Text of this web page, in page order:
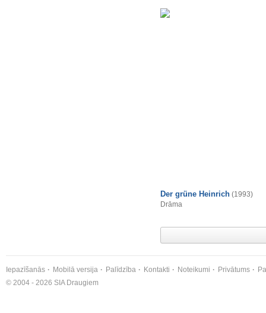
Der grüne Heinrich (1993)
Drāma
Iepazīšanās Mobilā versija Palīdzība Kontakti Noteikumi Privātums
© 2004 - 2026 SIA Draugiem